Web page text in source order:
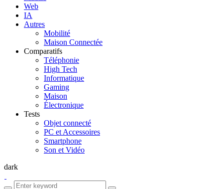
Web
IA
Autres
Mobilité
Maison Connectée
Comparatifs
Téléphonie
High Tech
Informatique
Gaming
Maison
Électronique
Tests
Objet connecté
PC et Accessoires
Smartphone
Son et Vidéo
dark